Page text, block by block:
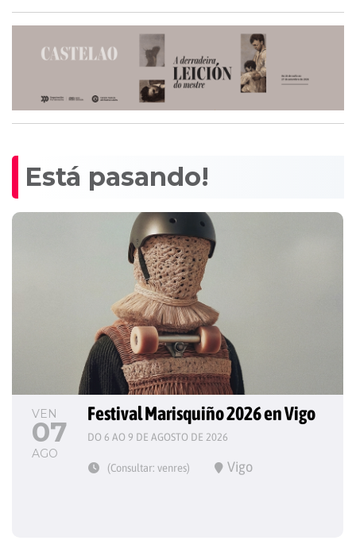
Está pasando!
VEN
07
AGO
Festival Marisquiño 2026 en Vigo
DO 6 AO 9 DE AGOSTO DE 2026
(Consultar: venres) Vigo